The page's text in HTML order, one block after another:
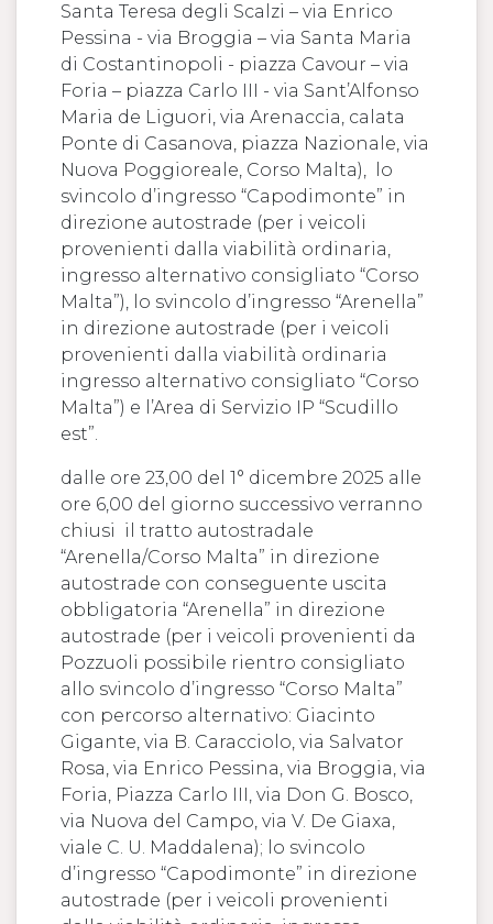
Santa Teresa degli Scalzi – via Enrico
Pessina - via Broggia – via Santa Maria
di Costantinopoli - piazza Cavour – via
Foria – piazza Carlo III - via Sant’Alfonso
Maria de Liguori, via Arenaccia, calata
Ponte di Casanova, piazza Nazionale, via
Nuova Poggioreale, Corso Malta), lo
svincolo d’ingresso “Capodimonte” in
direzione autostrade (per i veicoli
provenienti dalla viabilità ordinaria,
ingresso alternativo consigliato “Corso
Malta”), lo svincolo d’ingresso “Arenella”
in direzione autostrade (per i veicoli
provenienti dalla viabilità ordinaria
ingresso alternativo consigliato “Corso
Malta”) e l’Area di Servizio IP “Scudillo
est”.
dalle ore 23,00 del 1° dicembre 2025 alle
ore 6,00 del giorno successivo verranno
chiusi il tratto autostradale
“Arenella/Corso Malta” in direzione
autostrade con conseguente uscita
obbligatoria “Arenella” in direzione
autostrade (per i veicoli provenienti da
Pozzuoli possibile rientro consigliato
allo svincolo d’ingresso “Corso Malta”
con percorso alternativo: Giacinto
Gigante, via B. Caracciolo, via Salvator
Rosa, via Enrico Pessina, via Broggia, via
Foria, Piazza Carlo III, via Don G. Bosco,
via Nuova del Campo, via V. De Giaxa,
viale C. U. Maddalena); lo svincolo
d’ingresso “Capodimonte” in direzione
autostrade (per i veicoli provenienti